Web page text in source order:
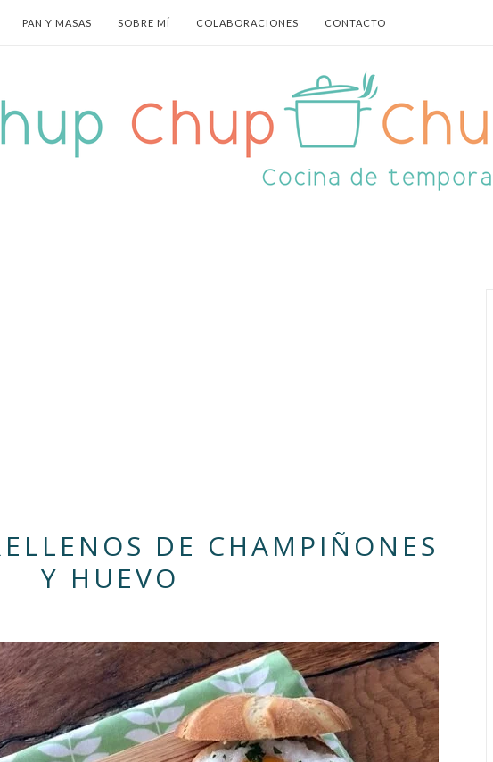
PAN Y MASAS SOBRE MÍ COLABORACIONES CONTACTO
DE CHAMPIÑONES
Y HUEVO